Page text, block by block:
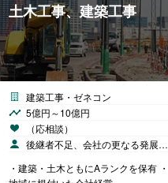
土木工事、建築工事
建築工事・ゼネコン
5億円～10億円
（応相談）
後継者不足、会社の更なる発展…
・建築・土木ともにAランクを保有 ・